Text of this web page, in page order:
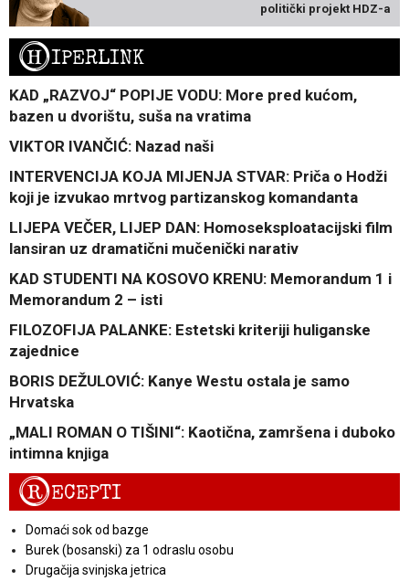
politički projekt HDZ-a
HIPERLINK
KAD „RAZVOJ“ POPIJE VODU: More pred kućom,
bazen u dvorištu, suša na vratima
VIKTOR IVANČIĆ: Nazad naši
INTERVENCIJA KOJA MIJENJA STVAR: Priča o Hodži
koji je izvukao mrtvog partizanskog komandanta
LIJEPA VEČER, LIJEP DAN: Homoseksploatacijski film
lansiran uz dramatični mučenički narativ
KAD STUDENTI NA KOSOVO KRENU: Memorandum 1 i
Memorandum 2 – isti
FILOZOFIJA PALANKE: Estetski kriteriji huliganske
zajednice
BORIS DEŽULOVIĆ: Kanye Westu ostala je samo
Hrvatska
„MALI ROMAN O TIŠINI“: Kaotična, zamršena i duboko
intimna knjiga
RECEPTI
Domaći sok od bazge
Burek (bosanski) za 1 odraslu osobu
Drugačija svinjska jetrica